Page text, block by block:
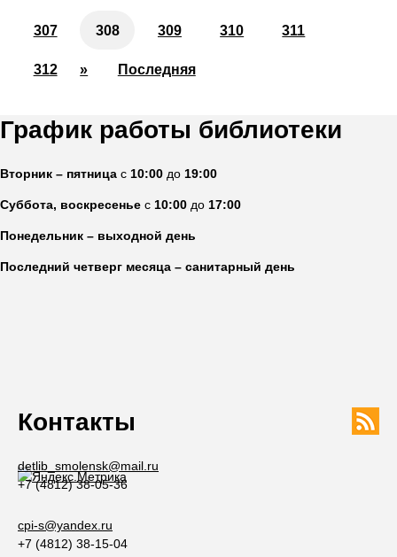
307 308 309 310 311
312 » Последняя
Контакты
detlib_smolensk@mail.ru
+7 (4812) 38-05-36
cpi-s@yandex.ru
+7 (4812) 38-15-04
График работы библиотеки
Вторник – пятница с 10:00 до 19:00
Суббота, воскресенье с 10:00 до 17:00
Понедельник – выходной день
Последний четверг месяца – санитарный день